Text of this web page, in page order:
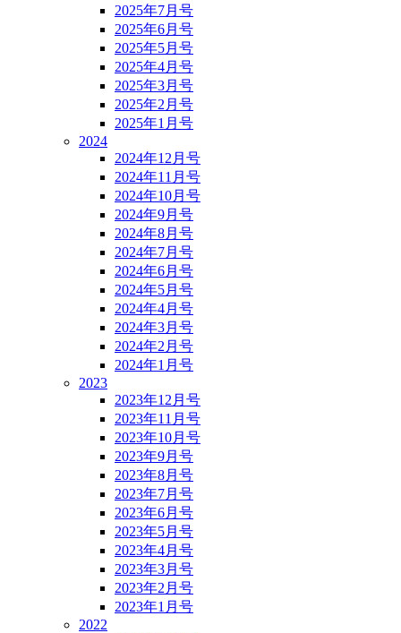
2025年7月号
2025年6月号
2025年5月号
2025年4月号
2025年3月号
2025年2月号
2025年1月号
2024
2024年12月号
2024年11月号
2024年10月号
2024年9月号
2024年8月号
2024年7月号
2024年6月号
2024年5月号
2024年4月号
2024年3月号
2024年2月号
2024年1月号
2023
2023年12月号
2023年11月号
2023年10月号
2023年9月号
2023年8月号
2023年7月号
2023年6月号
2023年5月号
2023年4月号
2023年3月号
2023年2月号
2023年1月号
2022